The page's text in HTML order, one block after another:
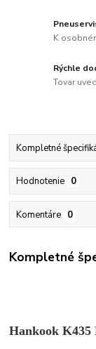
K
Rýchle
Tovar
Kompletné
Hodnotenie 0
Komentáre 0
Kompletné
Hankook K435